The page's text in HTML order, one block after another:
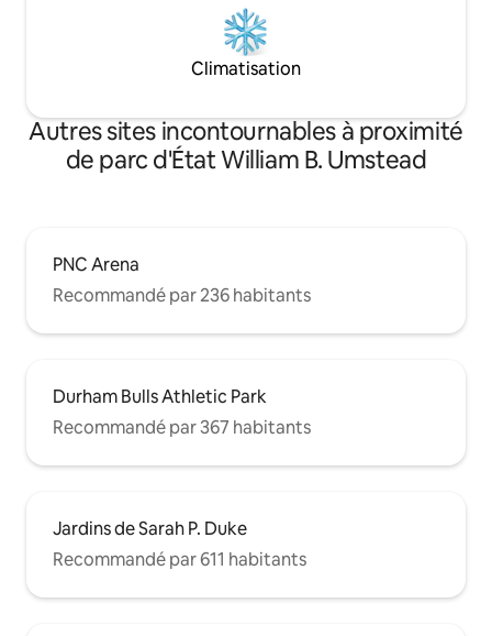
Climatisation
Autres sites incontournables à proximité
de parc d'État William B. Umstead
PNC Arena
Recommandé par 236 habitants
Durham Bulls Athletic Park
Recommandé par 367 habitants
Jardins de Sarah P. Duke
Recommandé par 611 habitants